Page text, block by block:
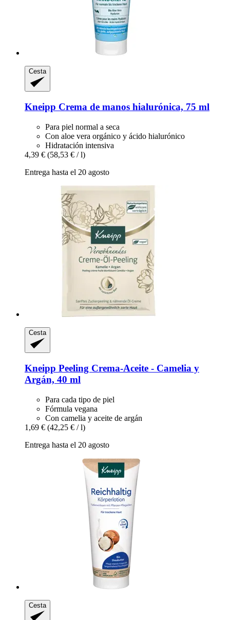
Cesta
Kneipp Crema de manos hialurónica, 75 ml
Para piel normal a seca
Con aloe vera orgánico y ácido hialurónico
Hidratación intensiva
4,39 € (58,53 € / l)
Entrega hasta el 20 agosto
Cesta
Kneipp Peeling Crema-​Aceite -​ Camelia y
Argán, 40 ml
Para cada tipo de piel
Fórmula vegana
Con camelia y aceite de argán
1,69 € (42,25 € / l)
Entrega hasta el 20 agosto
Cesta